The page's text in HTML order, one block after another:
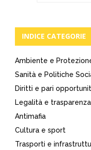
INDICE CATEGORIE
Ambiente e
Sanità e Politiche
Diritti e pari
Legalità e trasparenza
Antimafia
Cultura e sport
Trasporti e